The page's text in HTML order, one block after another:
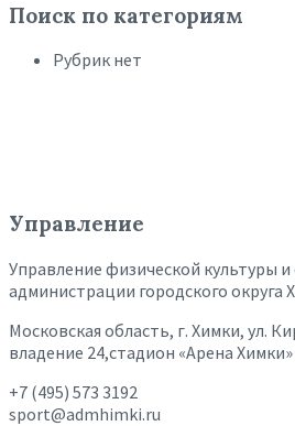
Поиск по категориям
Рубрик нет
Управление
Управление физической культуры и
администрации городского округа
Московская область, г. Химки, ул.
владение 24,стадион «Арена Химки»
+7 (495) 573 3192
sport@admhimki.ru